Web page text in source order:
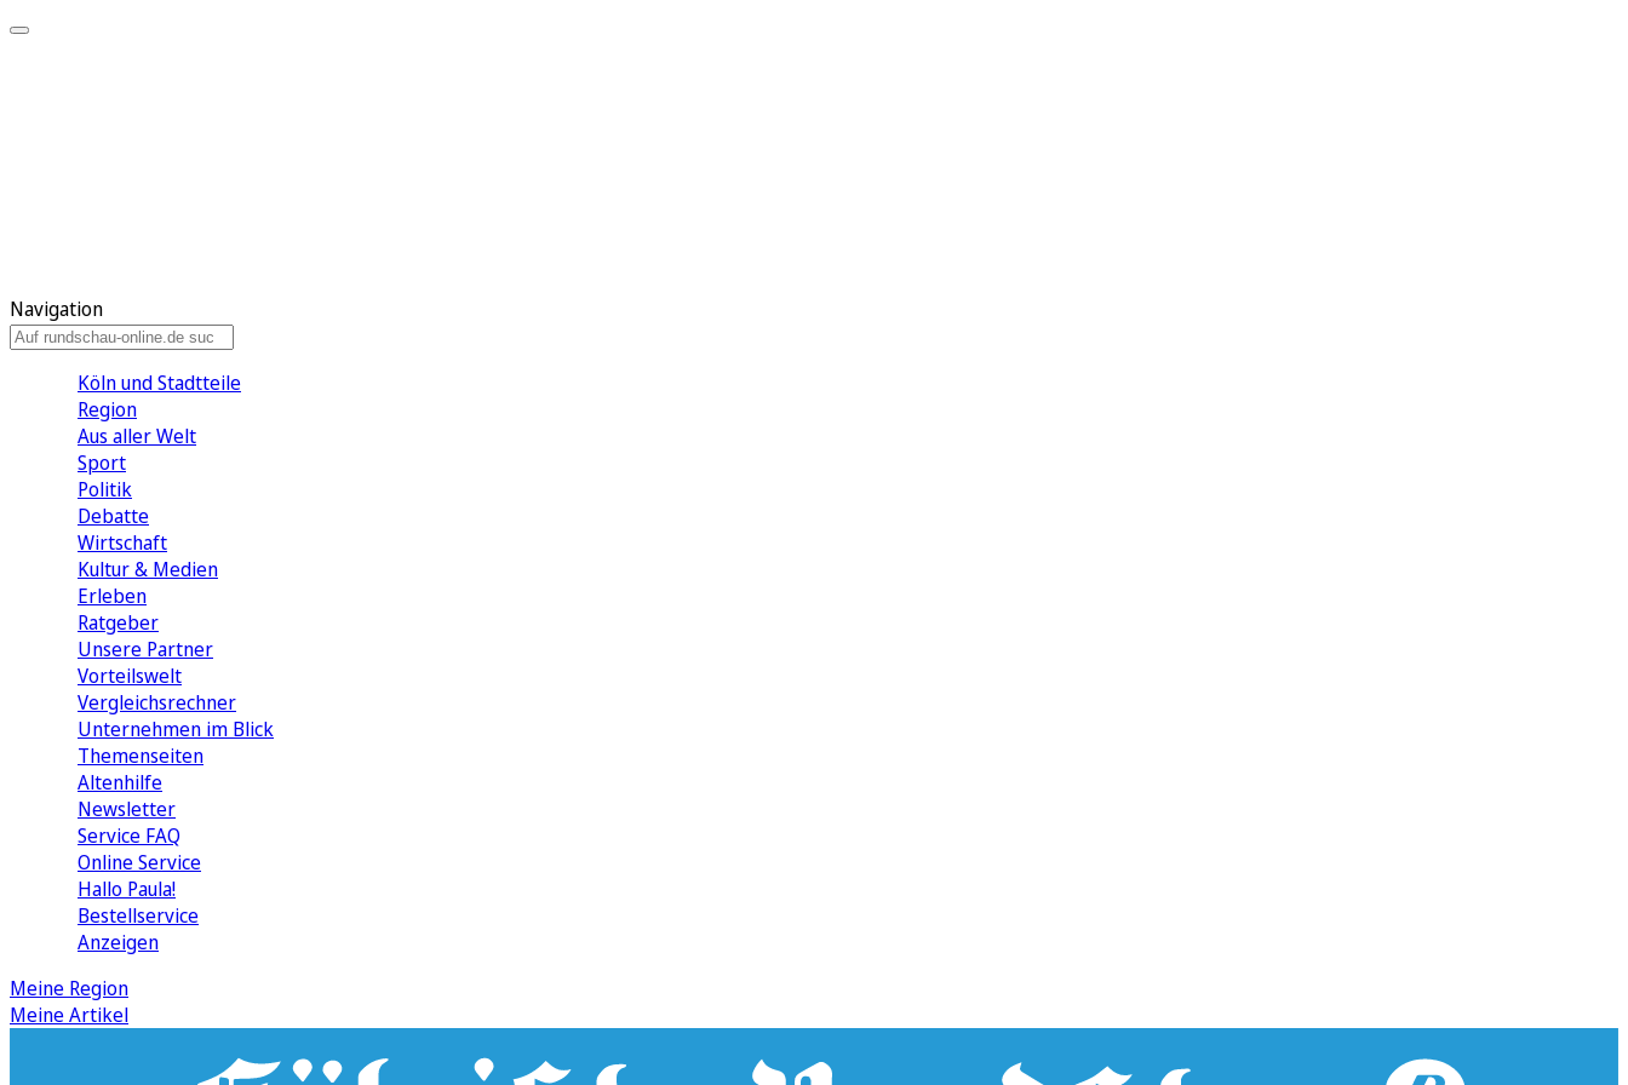
Navigation
Köln und Stadtteile
Region
Aus aller Welt
Sport
Politik
Debatte
Wirtschaft
Kultur & Medien
Erleben
Ratgeber
Unsere Partner
Vorteilswelt
Vergleichsrechner
Unternehmen im Blick
Themenseiten
Altenhilfe
Newsletter
Service FAQ
Online Service
Hallo Paula!
Bestellservice
Anzeigen
Meine Region
Meine Artikel